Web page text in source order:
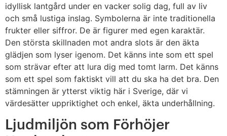
idyllisk lantgård under en vacker solig dag, full av liv
och små lustiga inslag. Symbolerna är inte traditionella
frukter eller siffror. De är figurer med egen karaktär.
Den största skillnaden mot andra slots är den äkta
glädjen som lyser igenom. Det känns inte som ett spel
som strävar efter att lura dig med tomt larm. Det känns
som ett spel som faktiskt vill att du ska ha det bra. Den
stämningen är ytterst viktig här i Sverige, där vi
värdesätter uppriktighet och enkel, äkta underhållning.
Ljudmiljön som Förhöjer